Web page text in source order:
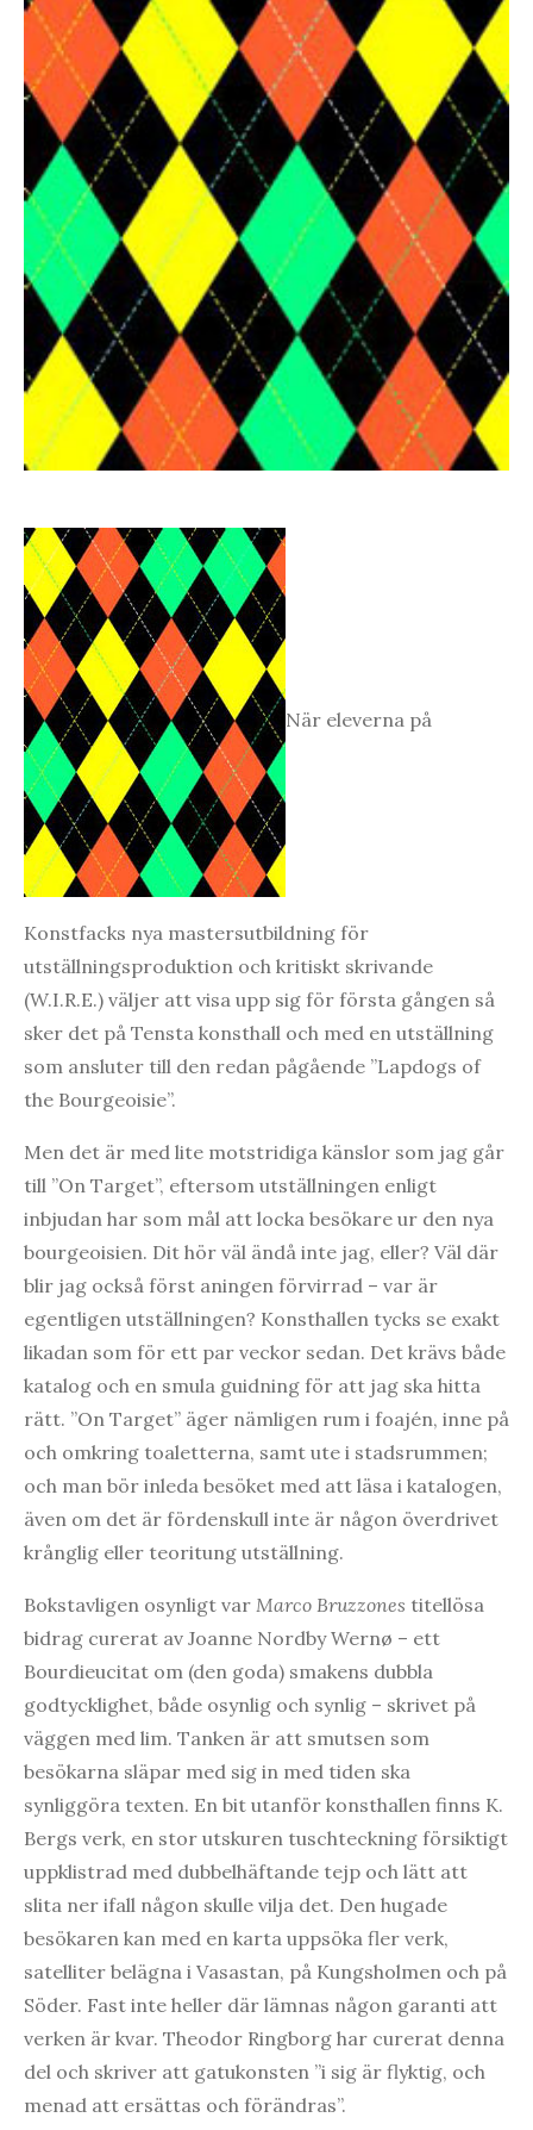
När eleverna på
Konstfacks nya mastersutbildning för
utställningsproduktion och kritiskt skrivande
(W.I.R.E.) väljer att visa upp sig för första gången så
sker det på Tensta konsthall och med en utställning
som ansluter till den redan pågående ”Lapdogs of
the Bourgeoisie”.
Men det är med lite motstridiga känslor som jag går
till ”On Target”, eftersom utställningen enligt
inbjudan har som mål att locka besökare ur den nya
bourgeoisien. Dit hör väl ändå inte jag, eller? Väl där
blir jag också först aningen förvirrad – var är
egentligen utställningen? Konsthallen tycks se exakt
likadan som för ett par veckor sedan. Det krävs både
katalog och en smula guidning för att jag ska hitta
rätt. ”On Target” äger nämligen rum i foajén, inne på
och omkring toaletterna, samt ute i stadsrummen;
och man bör inleda besöket med att läsa i katalogen,
även om det är fördenskull inte är någon överdrivet
krånglig eller teoritung utställning.
Bokstavligen osynligt var Marco Bruzzones titellösa
bidrag curerat av Joanne Nordby Wernø – ett
Bourdieucitat om (den goda) smakens dubbla
godtycklighet, både osynlig och synlig – skrivet på
väggen med lim. Tanken är att smutsen som
besökarna släpar med sig in med tiden ska
synliggöra texten. En bit utanför konsthallen finns K.
Bergs verk, en stor utskuren tuschteckning försiktigt
uppklistrad med dubbelhäftande tejp och lätt att
slita ner ifall någon skulle vilja det. Den hugade
besökaren kan med en karta uppsöka fler verk,
satelliter belägna i Vasastan, på Kungsholmen och på
Söder. Fast inte heller där lämnas någon garanti att
verken är kvar. Theodor Ringborg har curerat denna
del och skriver att gatukonsten ”i sig är flyktig, och
menad att ersättas och förändras”.